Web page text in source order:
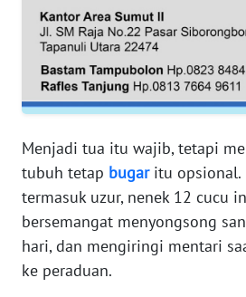
Menjadi tua itu wajib, tetapi
tubuh tetap bugaritu opsional.
termasuk uzur, nenek 12 cucu
bersemangat menyongsong
hari, dan mengiringi mentari
ke peraduan.
WN
PAPUA
WN
BARAT
WN
RIAU
WN
SERAMBI